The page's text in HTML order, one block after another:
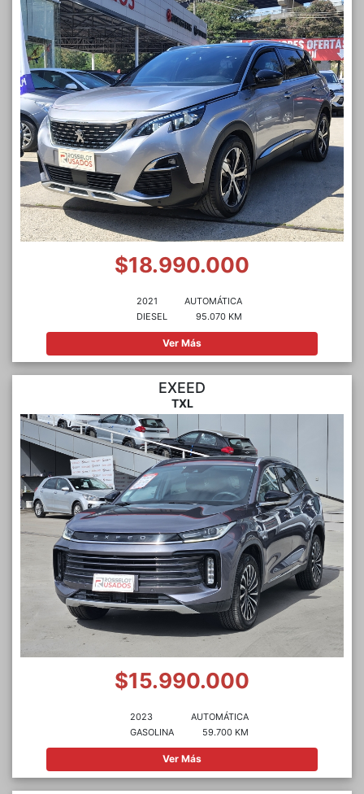
$18.990.000
2021
DIESEL
AUTOMÁTICA
95.070 KM
Ver Más
EXEED
TXL
$15.990.000
2023
GASOLINA
AUTOMÁTICA
59.700 KM
Ver Más